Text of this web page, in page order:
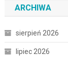
ARCHIWA
sierpień 2026
lipiec 2026